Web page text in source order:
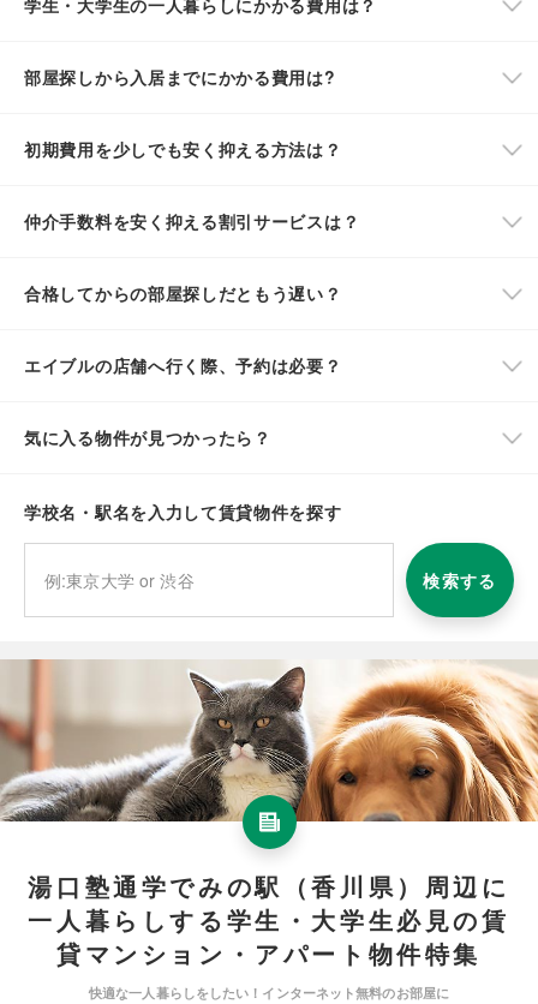
学生・大学生の一人暮らしにかかる費用は？
部屋探しから入居までにかかる費用は?
初期費用を少しでも安く抑える方法は？
仲介手数料を安く抑える割引サービスは？
合格してからの部屋探しだともう遅い？
エイブルの店舗へ行く際、予約は必要？
気に入る物件が見つかったら？
学校名・駅名を入力して賃貸物件を探す
検索する
湯口塾通学でみの駅（香川県）周辺に
一人暮らしする学生・大学生必見の賃
貸マンション・アパート物件特集
快適な一人暮らしをしたい！インターネット無料のお部屋に